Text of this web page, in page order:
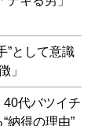
”として意識
」
40代バツイチ
納得の理由”